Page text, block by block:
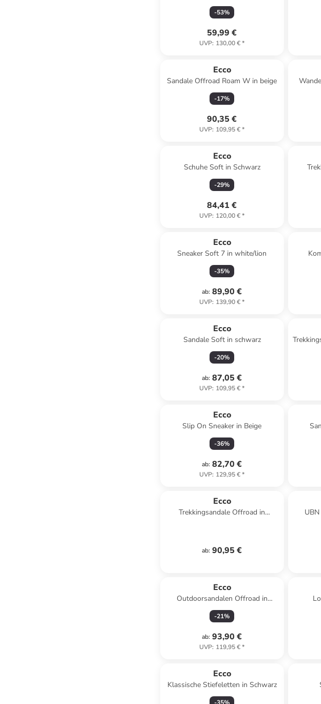
-53%
59,99 €
UVP: 130,00 €*
Ecco
Sandale Offroad Roam W in beige
-17%
90,35 €
UVP: 109,95 €*
Ecco
Schuhe Soft in Schwarz
-29%
84,41 €
UVP: 120,00 €*
Ecco
Sneaker Soft 7 in white/lion
-35%
ab: 89,90 €
UVP: 139,90 €*
Ecco
Sandale Soft in schwarz
-20%
ab: 87,05 €
UVP: 109,95 €*
Ecco
Slip On Sneaker in Beige
-36%
ab: 82,70 €
UVP: 129,95 €*
Ecco
Trekkingsandale Offroad in
ab: 90,95 €
Ecco
Outdoorsandalen Offroad in
titanium
-21%
ab: 93,90 €
UVP: 119,95 €*
Ecco
Klassische Stiefeletten in Schwarz